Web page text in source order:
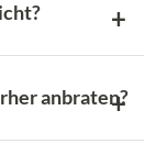
anbraten?